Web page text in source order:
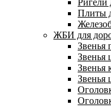
Плиты
ЖБИ для
Звенья
Звенья
Звенья
Звенья